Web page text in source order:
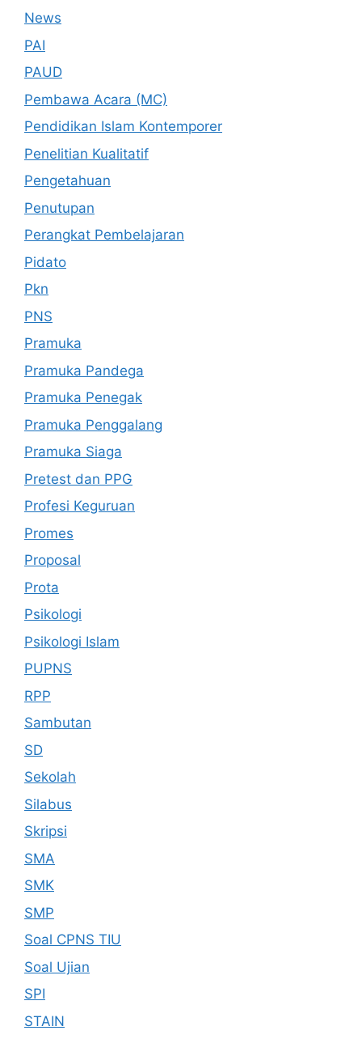
News
PAI
PAUD
Pembawa Acara (MC)
Pendidikan Islam Kontemporer
Penelitian Kualitatif
Pengetahuan
Penutupan
Perangkat Pembelajaran
Pidato
Pkn
PNS
Pramuka
Pramuka Pandega
Pramuka Penegak
Pramuka Penggalang
Pramuka Siaga
Pretest dan PPG
Profesi Keguruan
Promes
Proposal
Prota
Psikologi
Psikologi Islam
PUPNS
RPP
Sambutan
SD
Sekolah
Silabus
Skripsi
SMA
SMK
SMP
Soal CPNS TIU
Soal Ujian
SPI
STAIN